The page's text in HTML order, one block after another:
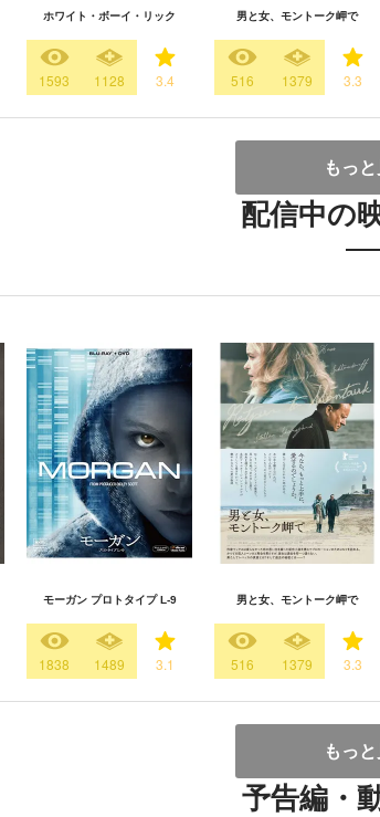
ホワイト・ボーイ・リック
1593 1128 3.4
男と女、モントーク岬で
516 1379 3.3
もっ
配信中の
モーガン プロトタイプ L-9
1838 1489 3.1
男と女、モントーク岬で
516 1379 3.3
もっ
予告編・